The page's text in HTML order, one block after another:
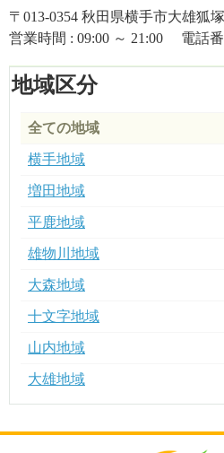
〒013-0354 秋田県横手市大雄狐
営業時間 : 09:00 ～ 21:00 電話番
地域区分
全ての地域
横手地域
増田地域
平鹿地域
雄物川地域
大森地域
十文字地域
山内地域
大雄地域